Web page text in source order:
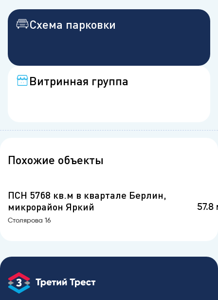
Схема парковки
Витринная группа
Похожие объекты
ПСН 57б8 кв.м в квартале Берлин,
микрорайон Яркий
57.8
Столярова 16